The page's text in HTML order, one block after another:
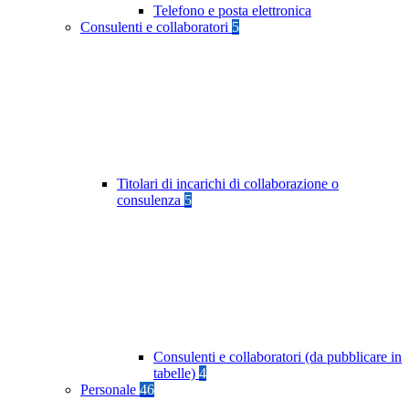
Telefono e posta elettronica
Consulenti e collaboratori 5
Titolari di incarichi di collaborazione o
consulenza 5
Consulenti e collaboratori (da pubblicare in
tabelle) 4
Personale 46